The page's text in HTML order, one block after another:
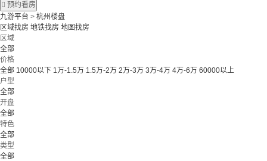
 预约看房
九游平台 > 杭州楼盘
区域找房 地铁找房 地图找房
区域
全部
价格
全部 10000以下 1万-1.5万 1.5万-2万 2万-3万 3万-4万 4万-6万 60000以上
户型
全部
开盘
全部
特色
全部
类型
全部